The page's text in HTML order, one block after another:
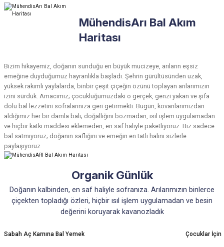
3.000₺
Sepete Ekle
%10 1.056₺950₺
Sepete Ekle
Çam Ballı Karışım
3.100₺
Sepete Ekle
%10 1.556₺1.400₺
Sepete Ekle
Çakşır Otu Ballı Karışım
3.300₺
Van Balı Sedir Balı
Sepete Ekle
3.400
Sepete Ekle
%10 444₺400₺
Sepete Ekle
MühendisArı Bal Akım
Haritası
Bizim hikayemiz, doğanın sunduğu en büyük mucizeye, arıların eşsiz
emeğine duyduğumuz hayranlıkla başladı. Şehrin gürültüsünden uzak,
yüksek rakımlı yaylalarda, binbir çeşit çiçeğin özünü toplayan arılarımızın
izini sürdük. Amacımız; çocukluğumuzdaki o gerçek, genzi yakan ve şifa
dolu bal lezzetini sofralarınıza geri getirmekti. Bugün, kovanlarımızdan
aldığımız her bir damla balı; doğallığını bozmadan, ısıl işlem uygulamadan
ve hiçbir katkı maddesi eklemeden, en saf haliyle paketliyoruz. Biz sadece
bal satmıyoruz; doğanın saflığını ve emeğin en tatlı halini sizlerle
paylaşıyoruz
Organik Günlük
Doğanın kalbinden, en saf haliyle sofranıza. Arılarımızın binlerce
çiçekten topladığı özleri, hiçbir ısıl işlem uygulamadan ve besin
değerini koruyarak kavanozladık
Sabah Aç Karnına Bal Yemek Çocuklar İçin